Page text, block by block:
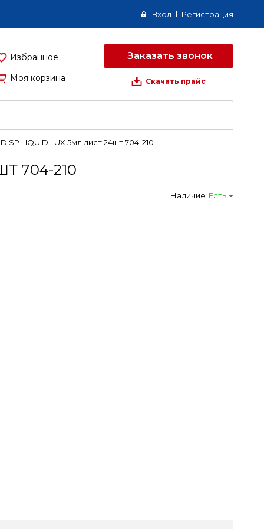
Вход Регистрация
Избранное
Моя корзина
Заказать звонок
Скачать прайс
LIQUID LUX 5мл лист 24шт 704-210
704-210
Наличие Есть